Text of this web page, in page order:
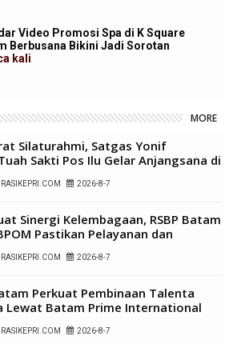
Video Promosi Spa di K Square
Berbusana Bikini Jadi Sorotan
kali
MORE
Silaturahmi, Satgas Yonif
Sakti Pos Ilu Gelar Anjangsana di
2026-8-7
Sinergi Kelembagaan, RSBP Batam
Pastikan Pelayanan dan
2026-8-7
Perkuat Pembinaan Talenta
Lewat Batam Prime International
2026-8-7